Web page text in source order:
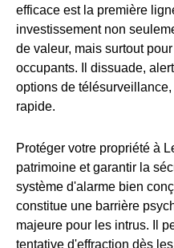
efficace est la première
investissement non
de valeur, mais surtout
occupants. Il dissuade,
options de
rapide.
Protéger votre propriété à
patrimoine et garantir la
système d'alarme bien
constitue une barrière
majeure pour les intrus. Il
tentative d'effraction dès